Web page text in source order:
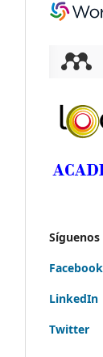
Síguenos
Facebook
LinkedIn
Twitter